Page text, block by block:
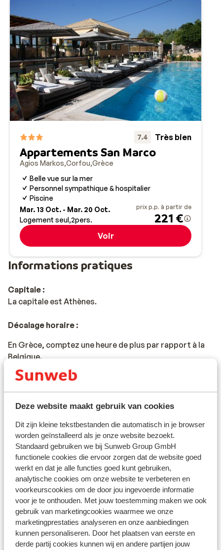
Deze website maakt gebruik van cookies
Dit zijn kleine tekstbestanden die automatisch in je browser
worden geïnstalleerd als je onze website bezoekt.
Standaard gebruiken we bij Sunweb Group GmbH
functionele cookies die ervoor zorgen dat de website goed
werkt en dat je alle functies goed kunt gebruiken,
analytische cookies om onze website te verbeteren en
voorkeurscookies om de door jou ingevoerde informatie
voor je te onthouden. Met jouw toestemming maken we ook
gebruik van marketingcookies waarmee we onze
marketingprestaties analyseren en onze aanbiedingen
kunnen personaliseren. Door het plaatsen van eerste en
derde partij cookies kunnen wij en andere partijen jouw
7.4 Très bien
Appartements San Marco
Agios Markos Corfou Grèce
Belle vue sur la mer
Personnel sympathique & hospitalier
Piscine
Mar. 13 Oct. - Mar. 20 Oct.
Logement seul 2pers.
prix p.p. à partir de
221 €
Voir
Informations pratiques
Capitale :
La capitale est Athènes.
Décalage horaire :
En Grèce, comptez une heure de plus par rapport à la
Belgique.
sont aussi compris.
Monnaie :
La monnaie officielle est l'euro.
Documents de voyage :
- Carte d’identité belge ou passeport international
belge.
- Kids-ID obligatoire pour les enfants de moins de 12
ans.
- Vos documents de voyage doivent être valables